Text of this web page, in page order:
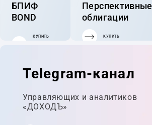
БПИФ
BOND
КУПИТЬ
Перспективные
облигации
КУПИТЬ
Telegram-канал
Управляющих и аналитиков
«ДОХОДЪ»